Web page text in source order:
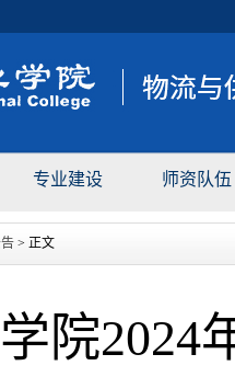
专业建设 师资队伍
> 正文
院2024